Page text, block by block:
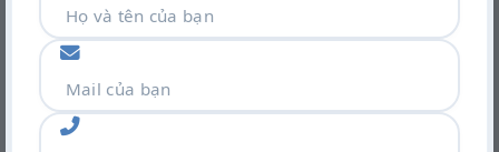
Khám phá VGA Leadtek RTX A400 4GB: Sức mạnh Ampere
trong thiết kế nhỏ gọn
22/06/2026